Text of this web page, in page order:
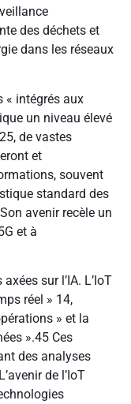
des déchets et
dans les réseaux
« intégrés aux
un niveau élevé
de vastes
et
souvent
standard des
Son avenir recèle un
et à
sur l’IA. L’IoT
réel » 14,
» et la
».45 Ces
des analyses
L’avenir de l’IoT